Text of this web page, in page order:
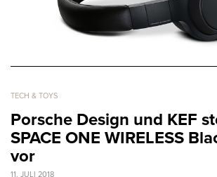
TECH & TOYS
Porsche Design und KEF
SPACE ONE WIRELESS
vor
11. JULI 2018